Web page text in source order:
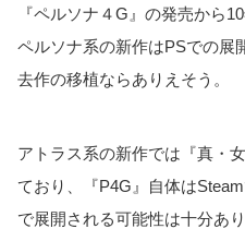
『ペルソナ４G』の発売から
ペルソナ系の新作はPSでの展
去作の移植ならありえそう。
アトラス系の新作では『真・
ており、『P4G』自体は
で展開される可能性は十分あり